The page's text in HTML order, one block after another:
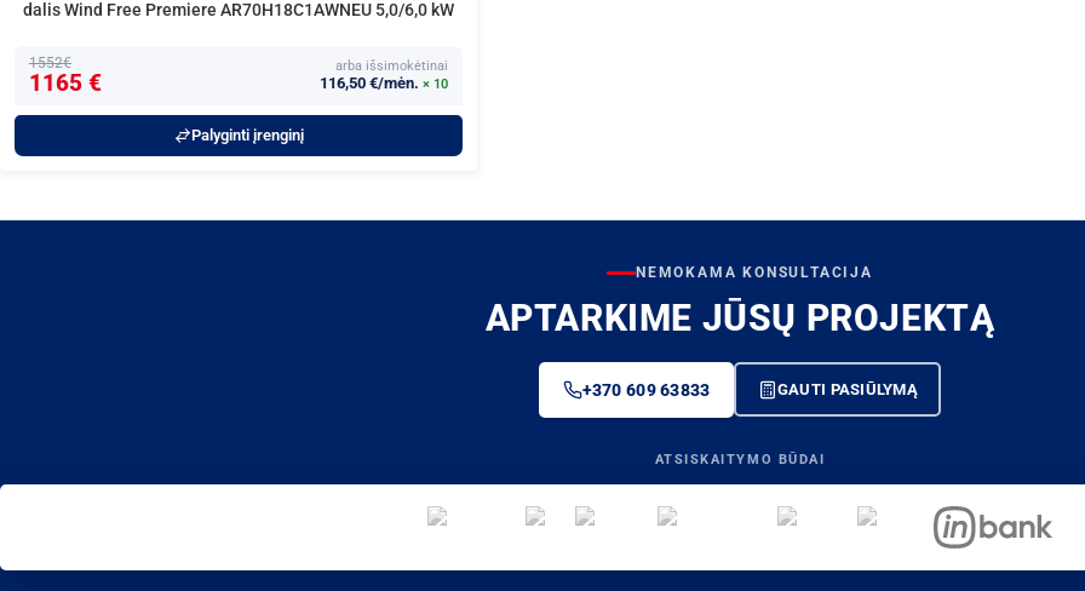
dalis Wind Free Premiere AR70H18C1AWNEU 5,0/6,0 kW
1552€
1165 €
arba išsimokėtinai
116,50 €/mėn. × 10
Palyginti įrenginį
NEMOKAMA KONSULTACIJA
APTARKIME JŪSŲ PROJEKTĄ
+370 609 63833 GAUTI PASIŪLYMĄ
ATSISKAITYMO BŪDAI